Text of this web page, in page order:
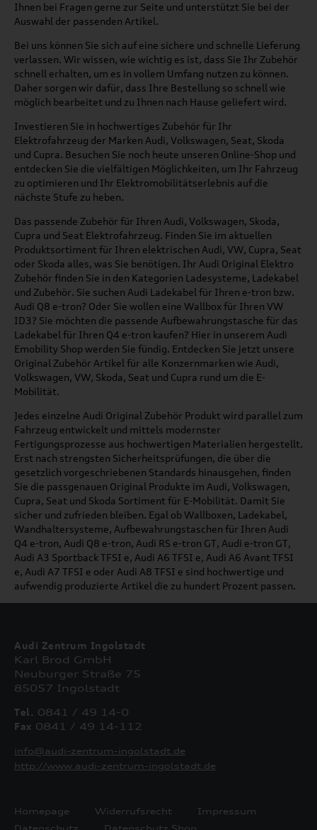
Ihnen bei Fragen gerne zur Seite und unterstützt Sie bei der
Auswahl der passenden Artikel.
Bei uns können Sie sich auf eine sichere und schnelle Lieferung
verlassen. Wir wissen, wie wichtig es ist, dass Sie Ihr Zubehör
schnell erhalten, um es in vollem Umfang nutzen zu können.
Daher sorgen wir dafür, dass Ihre Bestellung so schnell wie
möglich bearbeitet und zu Ihnen nach Hause geliefert wird.
Investieren Sie in hochwertiges Zubehör für Ihr
Elektrofahrzeug der Marken Audi, Volkswagen, Seat, Skoda
und Cupra. Besuchen Sie noch heute unseren Online-Shop und
entdecken Sie die vielfältigen Möglichkeiten, um Ihr Fahrzeug
zu optimieren und Ihr Elektromobilitätserlebnis auf die
nächste Stufe zu heben.
Das passende Zubehör für Ihren Audi, Volkswagen, Skoda,
Cupra und Seat Elektrofahrzeug. Finden Sie im aktuellen
Produktsortiment für Ihren elektrischen Audi, VW, Cupra, Seat
oder Skoda alles, was Sie benötigen. Ihr Audi Original Elektro
Zubehör finden Sie in den Kategorien Ladesysteme, Ladekabel
und Zubehör. Sie suchen Audi Ladekabel für Ihren e-tron bzw.
Audi Q8 e-tron? Oder Sie wollen eine Wallbox für Ihren VW
ID3? Sie möchten die passende Aufbewahrungstasche für das
Ladekabel für Ihren Q4 e-tron kaufen? Hier in unserem Audi
Emobility Shop werden Sie fündig. Entdecken Sie jetzt unsere
Original Zubehör Artikel für alle Konzernmarken wie Audi,
Volkswagen, VW, Skoda, Seat und Cupra rund um die E-
Mobilität.
Jedes einzelne Audi Original Zubehör Produkt wird parallel zum
Fahrzeug entwickelt und mittels modernster
Fertigungsprozesse aus hochwertigen Materialien hergestellt.
Erst nach strengsten Sicherheitsprüfungen, die über die
gesetzlich vorgeschriebenen Standards hinausgehen, finden
Sie die passgenauen Original Produkte im Audi, Volkswagen,
Cupra, Seat und Skoda Sortiment für E-Mobilität. Damit Sie
sicher und zufrieden bleiben. Egal ob Wallboxen, Ladekabel,
Wandhaltersysteme, Aufbewahrungstaschen für Ihren Audi
Q4 e-tron, Audi Q8 e-tron, Audi RS e-tron GT, Audi e-tron GT,
Audi A3 Sportback TFSI e, Audi A6 TFSI e, Audi A6 Avant TFSI
e, Audi A7 TFSI e oder Audi A8 TFSI e sind hochwertige und
aufwendig produzierte Artikel die zu hundert Prozent passen.
Audi Zentrum Ingolstadt
Karl Brod GmbH
Neuburger Straße 75
85057 Ingolstadt
Tel. 0841 / 49 14-0
Fax 0841 / 49 14-112
info@audi-zentrum-ingolstadt.de
http://www.audi-zentrum-ingolstadt.de
Homepage Widerrufsrecht
Impressum